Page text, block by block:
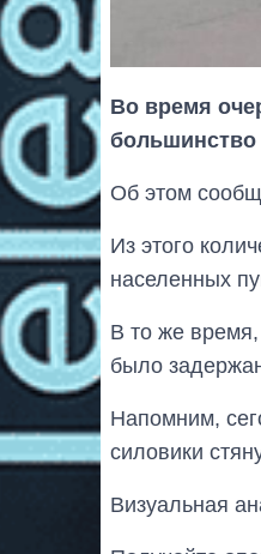
Во время
большинство
Об этом
Из этого
населенных
В то же
было
Напомним,
силовики
Визуальная